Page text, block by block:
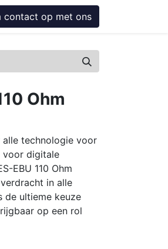
contact op met ons
Ohm
alle technologie voor
voor digitale
EBU 110 Ohm
in alle
de ultieme keuze
op een rol